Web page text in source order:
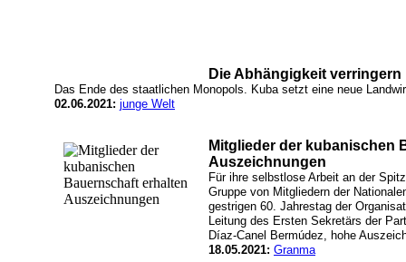
Die Abhängigkeit verringern
Das Ende des staatlichen Monopols. Kuba setzt eine neue
02.06.2021: junge Welt
Mitglieder der kubanischen
Auszeichnungen
Für ihre selbstlose Arbeit an der
Gruppe von Mitgliedern der
gestrigen 60. Jahrestag der
Leitung des Ersten Sekretärs der
Díaz-Canel Bermúdez, hohe
18.05.2021: Granma